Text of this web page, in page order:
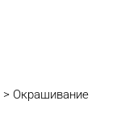
> Окрашивание